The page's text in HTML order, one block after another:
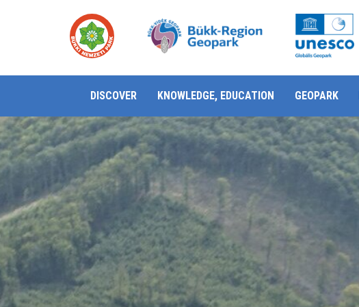
DISCOVER KNOWLEDGE, EDUCATION GEOPARK